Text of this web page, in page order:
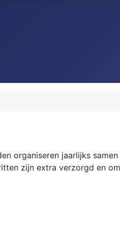
organiseren jaarlijks
zijn extra verzorgd en